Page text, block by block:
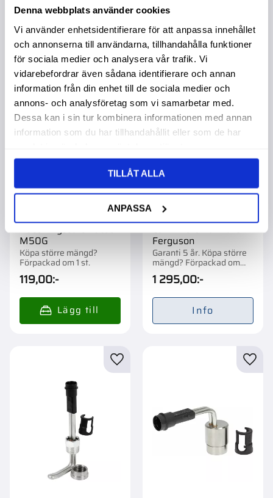
Denna webbplats använder cookies
Vi använder enhetsidentifierare för att anpassa innehållet
och annonserna till användarna, tillhandahålla funktioner
för sociala medier och analysera vår trafik. Vi
vidarebefordrar även sådana identifierare och annan
information från din enhet till de sociala medier och
annons- och analysföretag som vi samarbetar med.
Dessa kan i sin tur kombinera informationen med annan
information som du har tillhandahållit eller som de har
TILLÅT ALLA
ANPASSA
Bussningssats Lucas
M50G
Köpa större mängd?
Förpackad om 1 st.
119,00:-
Lägg till i favoriter
Calix Motorvärmare
Ferguson
Garanti 5 år. Köpa större
mängd? Förpackad om
1/10 st.
1 295,00:-
Info
Lägg till i favoriter